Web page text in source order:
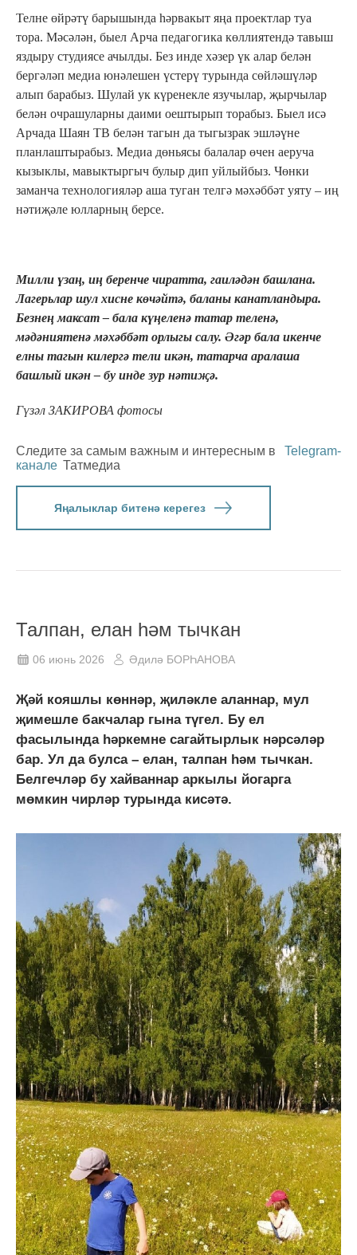
Телне өйрәтү барышында һәрвакыт яңа проектлар туа
тора. Мәсәлән, быел Арча педагогика көллиятендә тавыш
яздыру студиясе ачылды. Без инде хәзер үк алар белән
бергәләп медиа юнәлешен үстерү турында сөйләшүләр
алып барабыз. Шулай ук күренекле язучылар, җырчылар
белән очрашуларны даими оештырып торабыз. Быел исә
Арчада Шаян ТВ белән тагын да тыгызрак эшләүне
планлаштырабыз. Медиа дөньясы балалар өчен аеруча
кызыклы, мавыктыргыч булыр дип уйлыйбыз. Чөнки
заманча технологияләр аша туган телгә мәхәббәт уяту – иң
нәтиҗәле юлларның берсе.
Милли үзаң, иң беренче чиратта, гаиләдән башлана.
Лагерьлар шул хисне көчәйтә, баланы канатландыра.
Безнең максат – бала күңеленә татар теленә,
мәдәниятенә мәхәббәт орлыгы салу. Әгәр бала икенче
елны тагын килергә тели икән, татарча аралаша
башлый икән – бу инде зур нәтиҗә.
Гүзәл ЗАКИРОВА фотосы
Следите за самым важным и интересным в
Telegram-
канале Татмедиа
Яңалыклар битенә керегез
Талпан, елан һәм тычкан
06 июнь 2026 Әдилә БОРҺАНОВА
Җәй кояшлы көннәр, җиләкле аланнар, мул
җимешле бакчалар гына түгел. Бу ел
фасылында һәркемне сагайтырлык нәрсәләр
бар. Ул да булса – елан, талпан һәм тычкан.
Белгечләр бу хайваннар аркылы йогарга
мөмкин чирләр турында кисәтә.